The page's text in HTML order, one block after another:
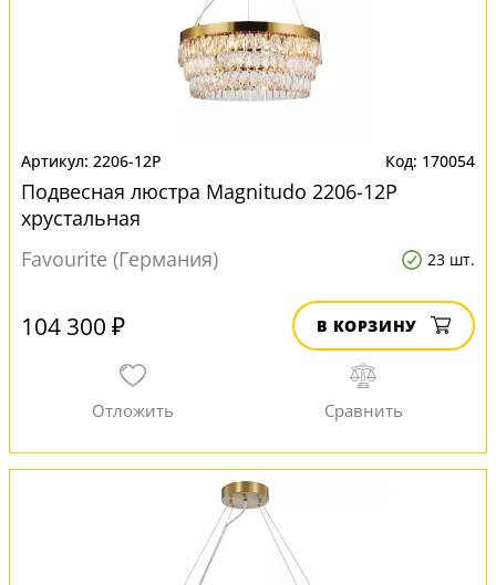
2206-12P 170054
Подвесная люстра Magnitudo 2206-12P
хрустальная
Favourite (Германия)
23 шт.
104 300 ₽ В КОРЗИНУ